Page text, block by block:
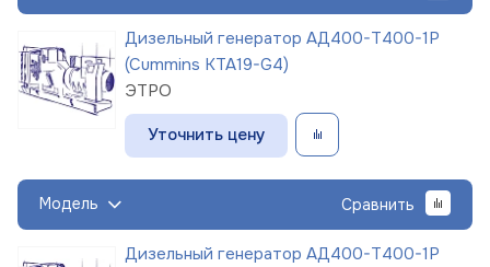
Дизельный генератор АД400-Т400-1Р
(Cummins KTA19-G4)
ЭТРО
Уточнить цену
Модель Сравнить
Дизельный генератор АД400-Т400-1Р